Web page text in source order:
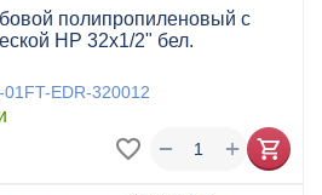
полипропиленовый с
НР 32x1/2" бел.
01FT-EDR-320012
+
−